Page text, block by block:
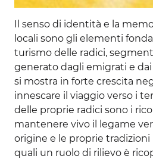
Il senso di identità e la
locali sono gli elementi
turismo delle radici,
generato dagli emigrati e
si mostra in forte crescita
innescare il viaggio verso i
delle proprie radici sono i
mantenere vivo il legame
origine e le proprie tradizioni
quali un ruolo di rilievo è